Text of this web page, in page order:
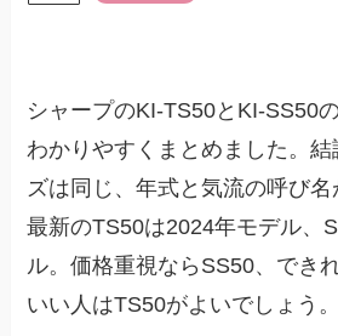
シャープのKI-TS50とKI-SS50
わかりやすくまとめました。結
ズは同じ、年式と気流の呼び名
最新のTS50は2024年モデル、
ル。価格重視ならSS50、でき
いい人はTS50がよいでしょう。